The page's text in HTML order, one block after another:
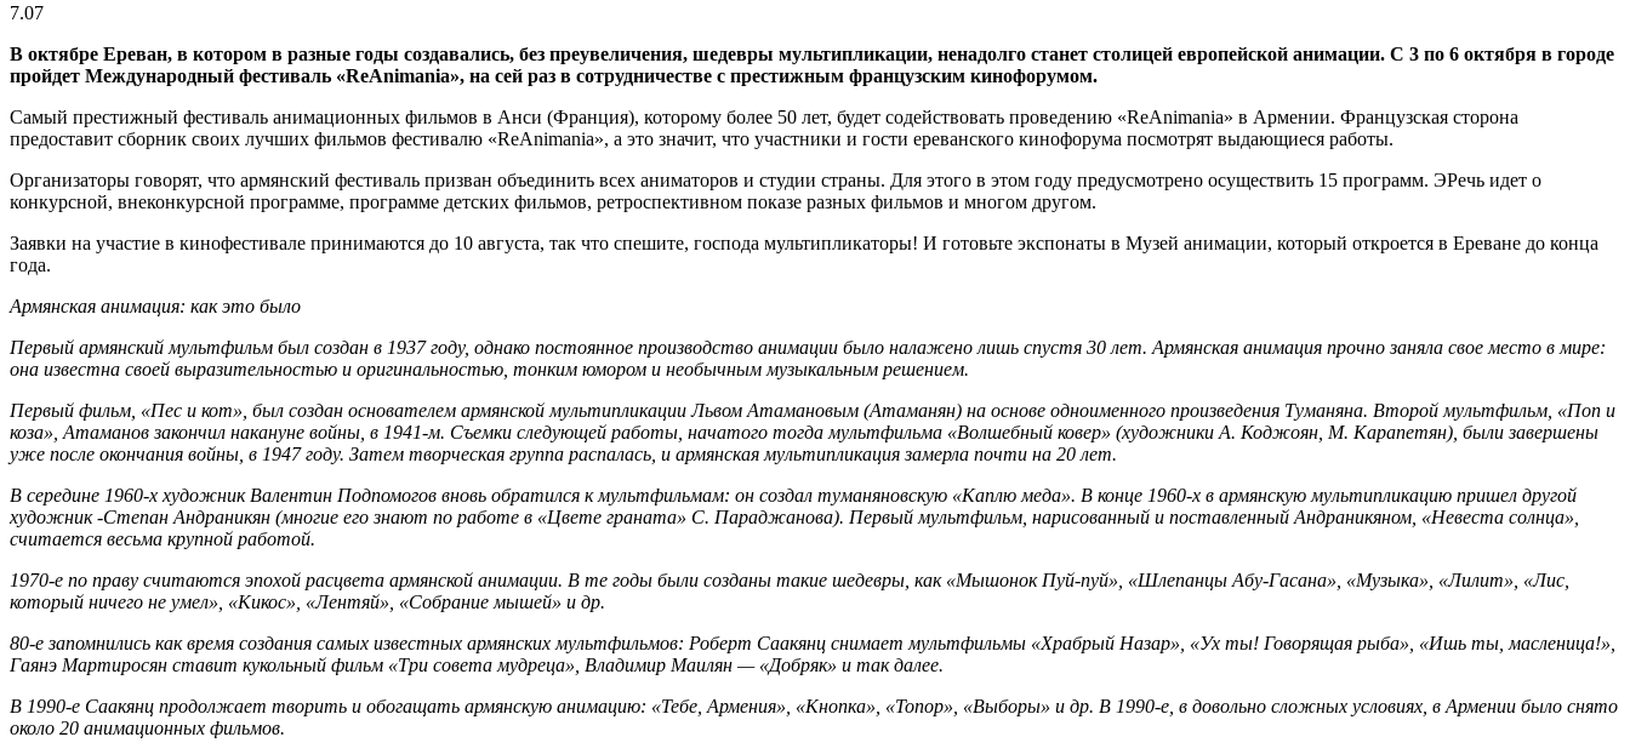
7.07
В октябре Ереван, в котором в разные годы создавались, без преувеличения, шедевры мультипликации, ненадолго станет столицей европейской анимации. С 3 по 6 октября в городе
пройдет Международный фестиваль «ReAnimania», на сей раз в сотрудничестве с престижным французским кинофорумом.
Самый престижный фестиваль анимационных фильмов в Анси (Франция), которому более 50 лет, будет содействовать проведению «ReAnimania» в Армении. Французская сторона
предоставит сборник своих лучших фильмов фестивалю «ReAnimania», а это значит, что участники и гости ереванского кинофорума посмотрят выдающиеся работы.
Организаторы говорят, что армянский фестиваль призван объединить всех аниматоров и студии страны. Для этого в этом году предусмотрено осуществить 15 программ. ЭРечь идет о
конкурсной, внеконкурсной программе, программе детских фильмов, ретроспективном показе разных фильмов и многом другом.
Заявки на участие в кинофестивале принимаются до 10 августа, так что спешите, господа мультипликаторы! И готовьте экспонаты в Музей анимации, который откроется в Ереване до конца
года.
Армянская анимация: как это было
Первый армянский мультфильм был создан в 1937 году, однако постоянное производство анимации было налажено лишь спустя 30 лет. Армянская анимация прочно заняла свое место в мире:
она известна своей выразительностью и оригинальностью, тонким юмором и необычным музыкальным решением.
Первый фильм, «Пес и кот», был создан основателем армянской мультипликации Львом Атамановым (Атаманян) на основе одноименного произведения Туманяна. Второй мультфильм, «Поп и
коза», Атаманов закончил накануне войны, в 1941-м. Съемки следующей работы, начатого тогда мультфильма «Волшебный ковер» (художники А. Коджоян, М. Карапетян), были завершены
уже после окончания войны, в 1947 году. Затем творческая группа распалась, и армянская мультипликация замерла почти на 20 лет.
В середине 1960-х художник Валентин Подпомогов вновь обратился к мультфильмам: он создал туманяновскую «Каплю меда». В конце 1960-х в армянскую мультипликацию пришел другой
художник -Степан Андраникян (многие его знают по работе в «Цвете граната» С. Параджанова). Первый мультфильм, нарисованный и поставленный Андраникяном, «Невеста солнца»,
считается весьма крупной работой.
1970-е по праву считаются эпохой расцвета армянской анимации. В те годы были созданы такие шедевры, как «Мышонок Пуй-пуй», «Шлепанцы Абу-Гасана», «Музыка», «Лилит», «Лис,
который ничего не умел», «Кикос», «Лентяй», «Собрание мышей» и др.
80-е запомнились как время создания самых известных армянских мультфильмов: Роберт Саакянц снимает мультфильмы «Храбрый Назар», «Ух ты! Говорящая рыба», «Ишь ты, масленица!»,
Гаянэ Мартиросян ставит кукольный фильм «Три совета мудреца», Владимир Маилян — «Добряк» и так далее.
В 1990-е Саакянц продолжает творить и обогащать армянскую анимацию: «Тебе, Армения», «Кнопка», «Топор», «Выборы» и др. В 1990-е, в довольно сложных условиях, в Армении было снято
около 20 анимационных фильмов.